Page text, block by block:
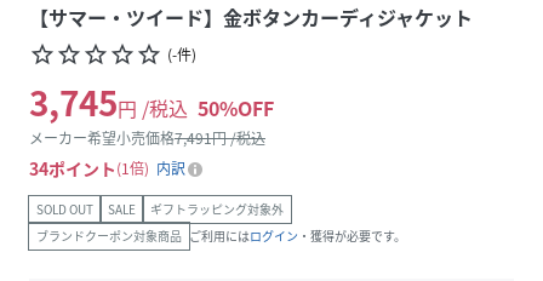
【サマー・ツイード】金ボタンカーディジャケット
star_borderstar_borderstar_borderstar_borderstar_border (-件)
3,745円 /税込 50%OFF
メーカー希望小売価格7,491円 /税込
34ポイント 1倍 内訳
SOLD OUT SALE
ギフトラッピング対象外
ブランドクーポン対象商品 ご利用にはログイン ・獲得が必要です。